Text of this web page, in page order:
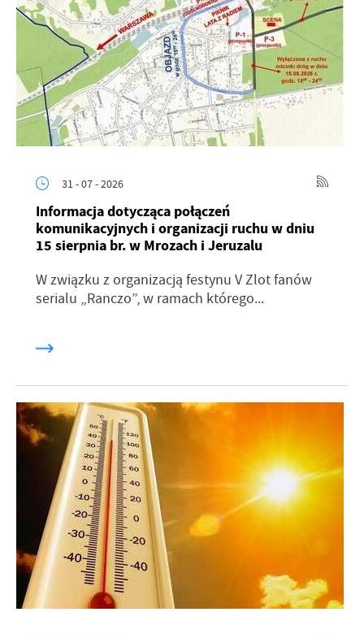
31 - 07 - 2026
Informacja dotycząca połączeń
komunikacyjnych i organizacji ruchu w dniu
15 sierpnia br. w Mrozach i Jeruzalu
W związku z organizacją festynu V Zlot fanów
serialu „Ranczo”, w ramach którego...